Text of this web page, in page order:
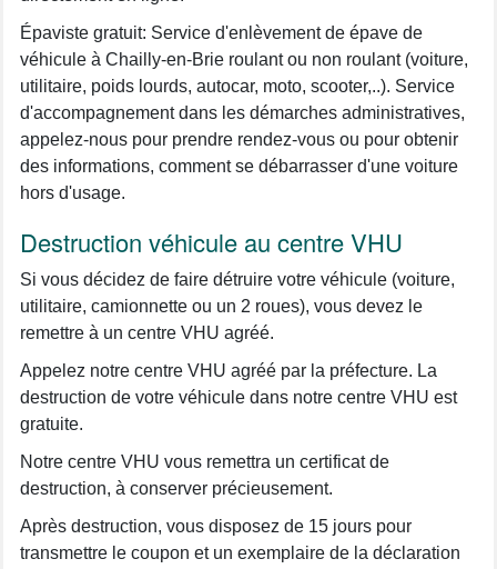
Épaviste gratuit: Service d'enlèvement de épave de
véhicule à Chailly-en-Brie roulant ou non roulant (voiture,
utilitaire, poids lourds, autocar, moto, scooter,..). Service
d'accompagnement dans les démarches administratives,
appelez-nous pour prendre rendez-vous ou pour obtenir
des informations, comment se débarrasser d'une voiture
hors d'usage.
Destruction véhicule au centre VHU
Si vous décidez de faire détruire votre véhicule (voiture,
utilitaire, camionnette ou un 2 roues), vous devez le
remettre à un centre VHU agréé.
Appelez notre centre VHU agréé par la préfecture. La
destruction de votre véhicule dans notre centre VHU est
gratuite.
Notre centre VHU vous remettra un certificat de
destruction, à conserver précieusement.
Après destruction, vous disposez de 15 jours pour
transmettre le coupon et un exemplaire de la déclaration